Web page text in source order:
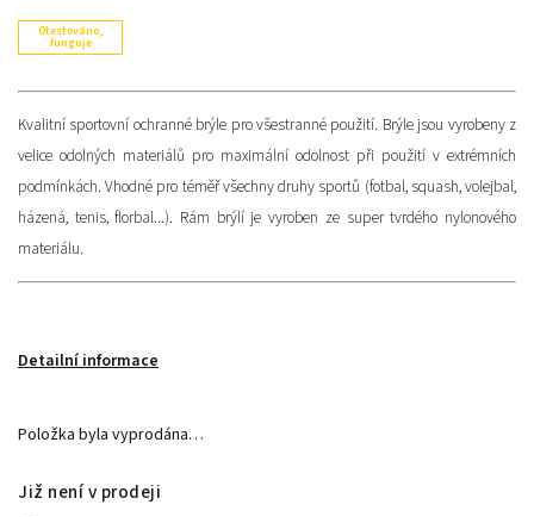
Otestováno,
funguje
Kvalitní sportovní ochranné brýle pro všestranné použití. Brýle jsou vyrobeny z
velice odolných materiálů pro maximální odolnost při použití v extrémních
podmínkách. Vhodné pro téměř všechny druhy sportů (fotbal, squash, volejbal,
házená, tenis, florbal...). Rám brýlí je vyroben ze super tvrdého nylonového
materiálu.
Detailní informace
Položka byla vyprodána…
Již není v prodeji